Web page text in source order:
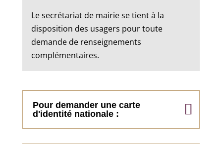
Le secrétariat de mairie se tient à la
disposition des usagers pour toute
demande de renseignements
complémentaires.
Pour demander une carte
d'identité nationale :